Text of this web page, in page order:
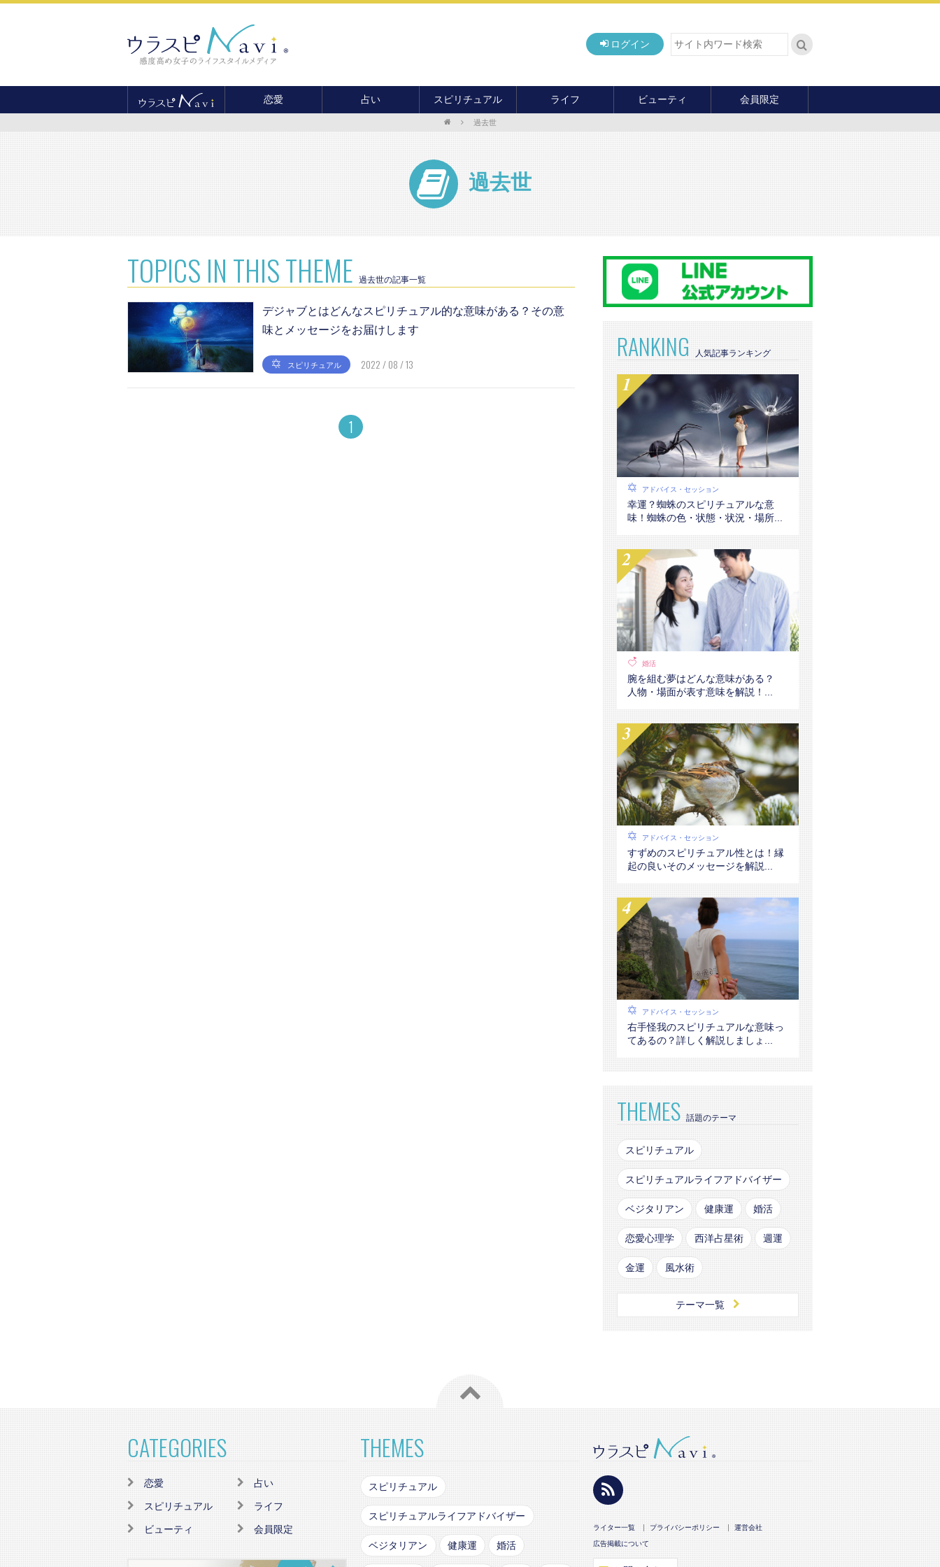
ログイン
恋愛 占い スピリチュアル
開運
パワースポット
オカルト
前世・ソウルメイト
ライフ ビューティ 会員限定
過去世
過去世
TOPICS IN THIS THEME 過去世の記事一覧
デジャブとはどんなスピリチュアル的な意味がある？その意
味とメッセージをお届けします
スピリチュアル 2022 / 08 / 13
1
RANKING
アドバイス・セッション
幸運？蜘蛛のスピリチュアルな意
味！蜘蛛の色・状態・状況・場所...
婚活
腕を組む夢はどんな意味がある？
人物・場面が表す意味を解説！...
アドバイス・セッション
すずめのスピリチュアル性とは！縁
起の良いそのメッセージを解説...
アドバイス・セッション
右手怪我のスピリチュアルな意味っ
てあるの？詳しく解説しましょ...
THEMES 話題のテーマ
スピリチュアル
スピリチュアルライフアドバイザー
ベジタリアン 健康運 婚活
恋愛心理学 西洋占星術 週運
金運 風水術
テーマ一覧
CATEGORIES
恋愛 占い
スピリチュアル ライフ
ビューティ 会員限定
THEMES
スピリチュアル
スピリチュアルライフアドバイザー
ベジタリアン 健康運 婚活
ライター一覧 プライバシーポリシー 運営会社
広告掲載について